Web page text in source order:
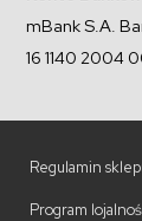
mBank S.A.
16 1140 2004
Regulamin
Program